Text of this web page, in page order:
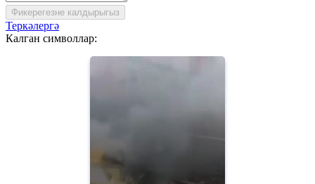
Фикерегезне калдырыгыз
Теркәлергә
Калган символлар: